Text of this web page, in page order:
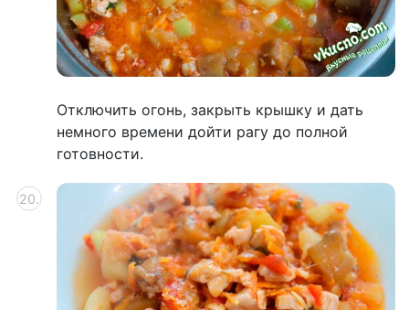
Отключить огонь, закрыть крышку и дать
немного времени дойти рагу до полной
готовности.